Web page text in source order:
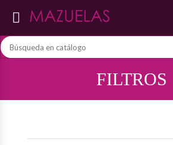

FILTROS